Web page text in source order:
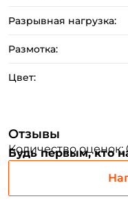
Разрывная нагрузка:
Размотка:
Цвет:
Отзывы
Количество оценок:
Будь первым, кто
Создать аккаунт
Email: *